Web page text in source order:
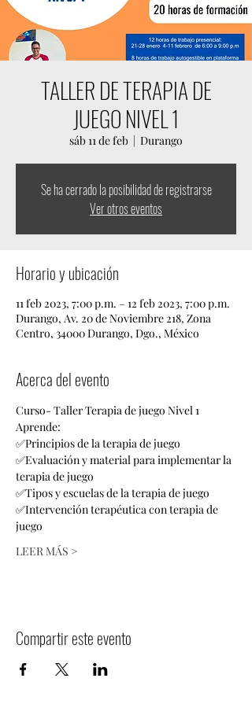
TALLER DE TERAPIA DE
JUEGO NIVEL 1
sáb 11 de feb
  |
Durango
Se ha cerrado la posibilidad de registrarse
Ver otros eventos
Horario y ubicación
11 feb 2023, 7:00 p.m. – 12 feb 2023, 7:00 p.m.
Durango, Av. 20 de Noviembre 218, Zona
Centro, 34000 Durango, Dgo., México
Acerca del evento
Curso- Taller Terapia de juego Nivel 1
Aprende:
✅Principios de la terapia de juego
✅Evaluación y material para implementar la
terapia de juego
✅Tipos y escuelas de la terapia de juego
✅Intervención terapéutica con terapia de
juego
LEER MÁS >
Compartir este evento